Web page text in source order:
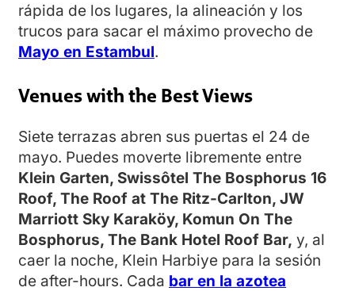
rápida de los lugares, la alineación y los
trucos para sacar el máximo provecho de
Mayo en Estambul.
Venues with the Best Views
Siete terrazas abren sus puertas el 24 de
mayo. Puedes moverte libremente entre
Klein Garten, Swissôtel The Bosphorus 16
Roof, The Roof at The Ritz-Carlton, JW
Marriott Sky Karaköy, Komun On The
Bosphorus, The Bank Hotel Roof Bar, y, al
caer la noche, Klein Harbiye para la sesión
de after-hours. Cada bar en la azotea